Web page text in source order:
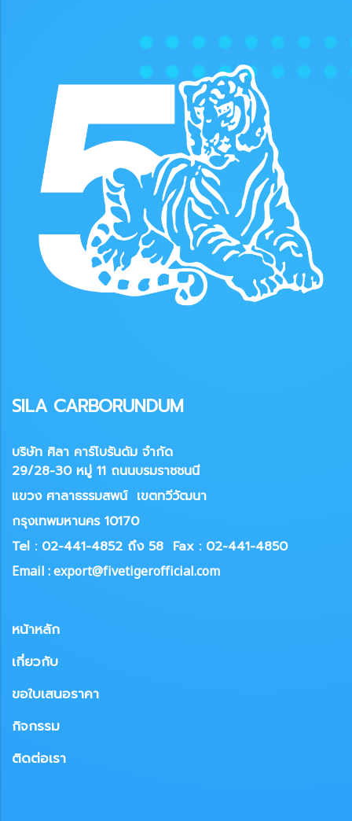
SILA CARBORUNDUM
บริษัท ศิลา คาร์โบรันดัม จำกัด
29/28-30 หมู่ 11 ถนนบรมราชชนนี
แขวง ศาลาธรรมสพน์ เขตทวีวัฒนา
กรุงเทพมหานคร 10170
Tel : 02-441-4852 ถึง 58 Fax : 02-441-4850
Email : export@fivetigerofficial.com
หน้าหลัก
เกี่ยวกับ
ขอใบเสนอราคา
กิจกรรม
ติดต่อเรา